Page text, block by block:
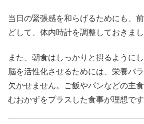
当日の緊張感を和らげるためにも、
どして、体内時計を調整しておきまし
また、朝食はしっかりと摂るようにし
脳を活性化させるためには、栄養バ
欠かせません。ご飯やパンなどの主
むおかずをプラスした食事が理想です